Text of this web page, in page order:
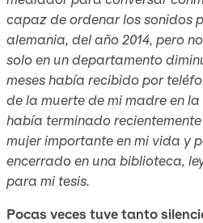
capaz de ordenar los sonidos
alemania, del año 2014, pero
solo en un departamento
meses había recibido por
de la muerte de mi madre en
había terminado
mujer importante en mi vida y
encerrado en una biblioteca,
para mi tesis.
Pocas veces tuve tanto